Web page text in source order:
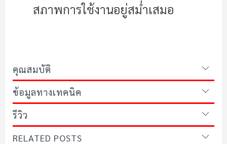
สภาพการใช้งานอยู่สม่ำเสมอ
คุณสมบัติ
ข้อมูลทางเทคนิค
รีวิว
RELATED POSTS